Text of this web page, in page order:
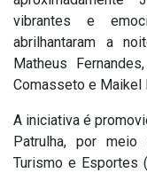
vibrantes e
abrilhantaram a
Matheus
Comasseto e Maikel
A iniciativa é
Patrulha, por meio
Turismo e Esportes